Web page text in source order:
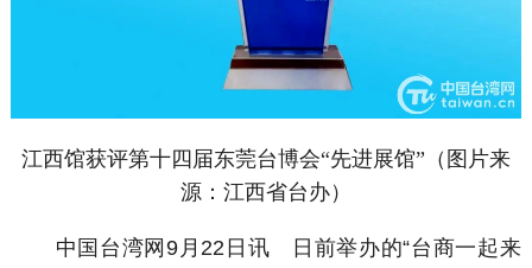
江西馆获评第十四届东莞台博会“先进展馆”（图片来
源：江西省台办）
中国台湾网9月22日讯 日前举办的“台商一起来